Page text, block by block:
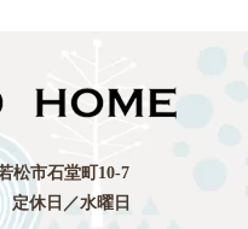
松市石堂町10-7
定休日／水曜日